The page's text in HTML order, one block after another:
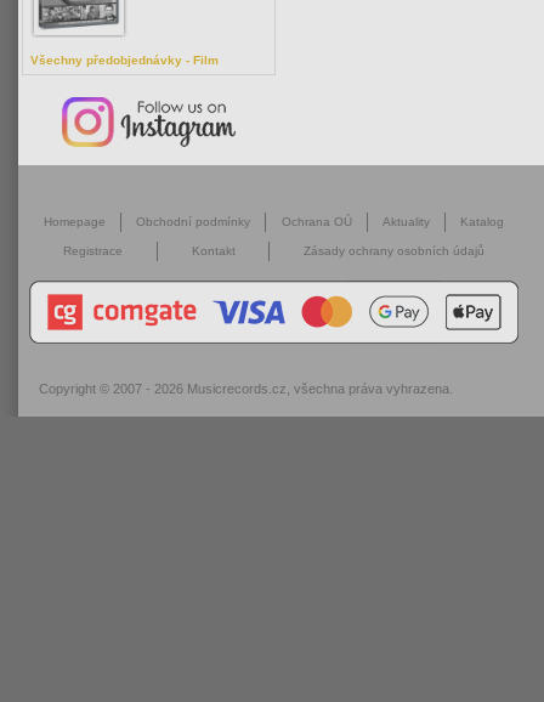
Všechny předobjednávky - Film
Homepage Obchodní podmínky Ochrana OÚ Aktuality Katalog
Registrace Kontakt Zásady ochrany osobních údajů
Copyright © 2007 - 2026 Musicrecords.cz , všechna práva vyhrazena.